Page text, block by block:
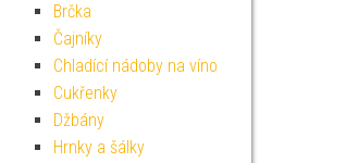
Brčka
Čajníky
Chladící nádoby na víno
Cukřenky
Džbány
Hrnky a šálky